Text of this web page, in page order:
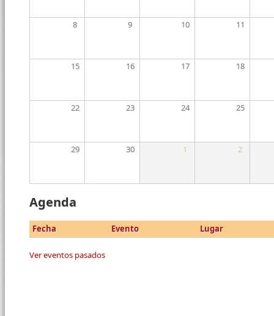
8 9 10 11
15 16 17 18
22 23 24 25
29 30 1 2
Agenda
Fecha Evento Lugar
Ver eventos pasados